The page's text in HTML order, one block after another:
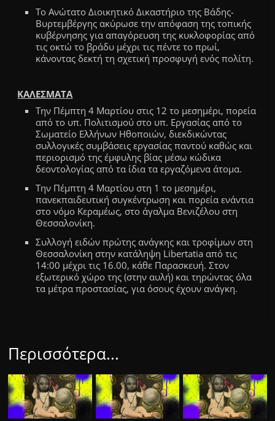
Το Ανώτατο Διοικητικό Δικαστήριο της Βάδης-
Βυρτεμβέργης ακύρωσε την απόφαση της τοπικής
κυβέρνησης για απαγόρευση της κυκλοφορίας από
τις οκτώ το βράδυ μέχρι τις πέντε το πρωί,
κάνοντας δεκτή τη σχετική προσφυγή ενός πολίτη.
ΚΑΛΕΣΜΑΤΑ
Την Πέμπτη 4 Μαρτίου στις 12 το μεσημέρι, πορεία
από το υπ. Πολιτισμού στο υπ. Εργασίας από το
Σωματείο Ελλήνων Ηθοποιών, διεκδικώντας
συλλογικές συμβάσεις εργασίας παντού καθώς και
περιορισμό της έμφυλης βίας μέσω κώδικα
δεοντολογίας από τα ίδια τα εργαζόμενα άτομα.
Την Πέμπτη 4 Μαρτίου στη 1 το μεσημέρι,
πανεκπαιδευτική συγκέντρωση και πορεία ενάντια
στο νόμο Κεραμέως, στο άγαλμα Βενιζέλου στη
Θεσσαλονίκη.
Συλλογή ειδών πρώτης ανάγκης και τροφίμων στη
Θεσσαλονίκη στην κατάληψη Libertatia από τις
14:00 μέχρι τις 16.00, κάθε Παρασκευή. Στον
εξωτερικό χώρο της (στην αυλή) και τηρώντας όλα
τα μέτρα προστασίας, για όσους έχουν ανάγκη.
Περισσότερα...